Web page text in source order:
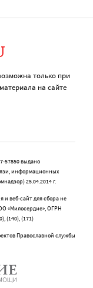
только при
на сайте
57850 выдано
информационных
25.04.2014 г.
и веб-сайт для сбора не
«Милосердие», ОГРН
(140), (171)
Православной службы